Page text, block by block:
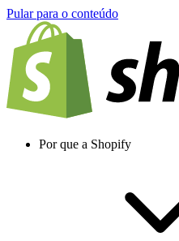
Pular para o conteúdo
Por que a Shopify